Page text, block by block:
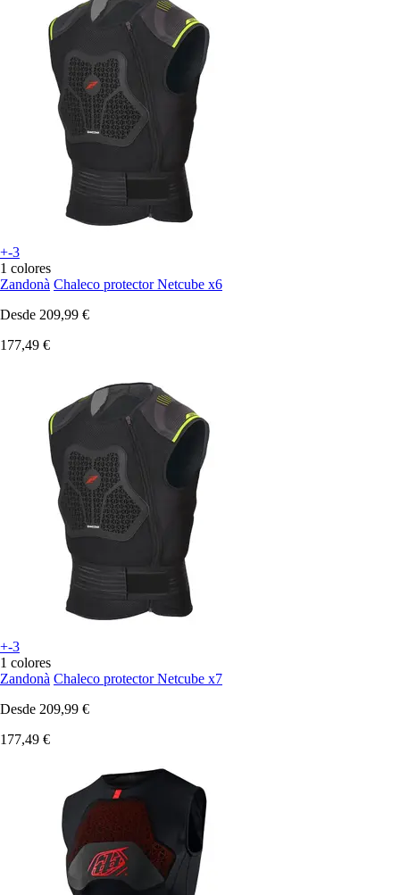
+-3
1 colores
Zandonà Chaleco protector Netcube x6
Desde 209,99 €
177,49 €
+-3
1 colores
Zandonà Chaleco protector Netcube x7
Desde 209,99 €
177,49 €